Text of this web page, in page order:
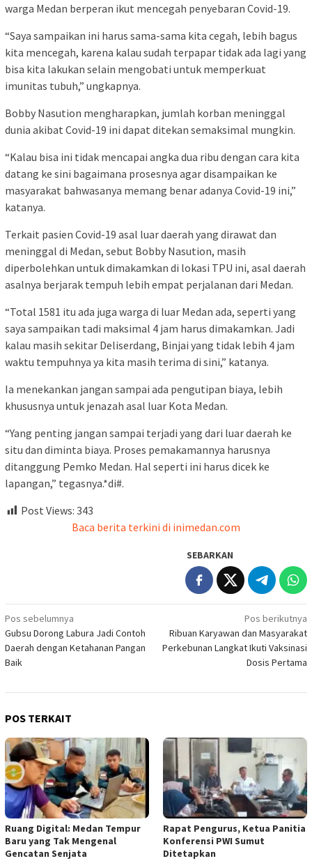
warga Medan berperan ikut mencegah penyebaran Covid-19.
“Saya sampaikan ini harus sama-sama kita cegah, lebih bagus
kita mencegah, karena kalau sudah terpapar tidak ada lagi yang
bisa kita lakukan selain mengobati untuk memperkuat
imunitas tubuh,” ungkapnya.
Bobby Nasution mengharapkan, jumlah korban meninggal
dunia akibat Covid-19 ini dapat ditekan semaksimal mungkin.
“Kalau bisa ini tidak mencapai angka dua ribu dengan cara kita
datang ke sini bagaimana prosesnya agar disampaikan ke
masyarakat bahwasanya memang benar adanya Covid-19 ini,”
katanya.
Terkait pasien Covid-19 asal luar daerah yang dirawat dan
meninggal di Medan, sebut Bobby Nasution, masih
diperbolehkan untuk dimakamkan di lokasi TPU ini, asal daerah
asalnya berjarak tempuh lebih empat perjalanan dari Medan.
“Total 1581 itu ada juga warga di luar Medan ada, seperti yang
saya sampaikan tadi maksimal 4 jam harus dimakamkan. Jadi
kalau masih sekitar Deliserdang, Binjai yang tidak lebih 4 jam
waktu tempuhnya ya kita masih terima di sini,” katanya.
Ia menekankan jangan sampai ada pengutipan biaya, lebih
khususnya untuk jenazah asal luar Kota Medan.
“Yang penting jangan sampai terjadi yang dari luar daerah ke
situ dan diminta biaya. Proses pemakamannya harusnya
ditanggung Pemko Medan. Hal seperti ini harus dicek ke
lapangan,” tegasnya.*di#.
Post Views: 343
Baca berita terkini di inimedan.com
SEBARKAN
Navigasi
pos
Pos sebelumnya
Gubsu Dorong Labura Jadi Contoh
Daerah dengan Ketahanan Pangan
Baik
Pos berikutnya
Ribuan Karyawan dan Masyarakat
Perkebunan Langkat Ikuti Vaksinasi
Dosis Pertama
POS TERKAIT
Ruang Digital: Medan Tempur
Baru yang Tak Mengenal
Gencatan Senjata
Rapat Pengurus, Ketua Panitia
Konferensi PWI Sumut
Ditetapkan